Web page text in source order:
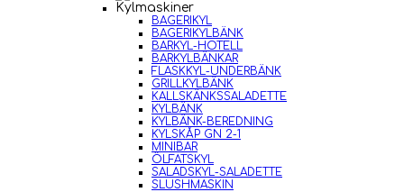
Kylmaskiner
BAGERIKYL
BAGERIKYLBÄNK
BARKYL-HOTELL
BARKYLBÄNKAR
FLASKKYL-UNDERBÄNK
GRILLKYLBÄNK
KALLSKÄNKSSALADETTE
KYLBÄNK
KYLBÄNK-BEREDNING
KYLSKÅP GN 2-1
MINIBAR
ÖLFATSKYL
SALADSKYL-SALADETTE
SLUSHMASKIN